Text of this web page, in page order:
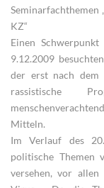
Seminarfachthemen
KZ“
Einen
9.12.2009
der erst nach dem
rassistische
Mitteln.
Im Verlauf des
politische Themen
versehen, vor